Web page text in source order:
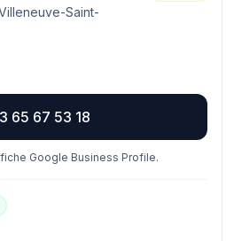
Saint-
65 67 53 18
Google Business Profile.